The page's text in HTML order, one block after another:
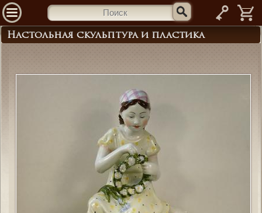
—
Настольная скульптура и пластика